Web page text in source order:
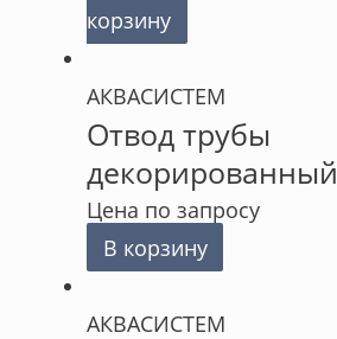
корзину
АКВАСИСТЕМ
Отвод трубы
декорированный
Цена по запросу
В корзину
АКВАСИСТЕМ